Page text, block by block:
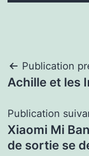
de
l’article
Publication
Achille et les
Publication
Xiaomi Mi
de sortie se